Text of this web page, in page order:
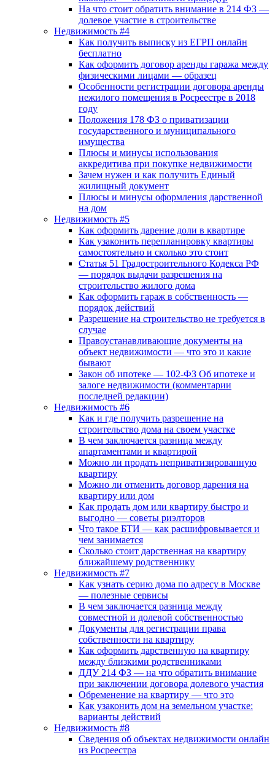
На что стоит обратить внимание в 214 ФЗ —
долевое участие в строительстве
Недвижимость #4
Как получить выписку из ЕГРП онлайн
бесплатно
Как оформить договор аренды гаража между
физическими лицами — образец
Особенности регистрации договора аренды
нежилого помещения в Росреестре в 2018
году
Положения 178 ФЗ о приватизации
государственного и муниципального
имущества
Плюсы и минусы использования
аккредитива при покупке недвижимости
Зачем нужен и как получить Единый
жилищный документ
Плюсы и минусы оформления дарственной
на дом
Недвижимость #5
Как оформить дарение доли в квартире
Как узаконить перепланировку квартиры
самостоятельно и сколько это стоит
Статья 51 Градостроительного Кодекса РФ
— порядок выдачи разрешения на
строительство жилого дома
Как оформить гараж в собственность —
порядок действий
Разрешение на строительство не требуется в
случае
Правоустанавливающие документы на
объект недвижимости — что это и какие
бывают
Закон об ипотеке — 102-ФЗ Об ипотеке и
залоге недвижимости (комментарии
последней редакции)
Недвижимость #6
Как и где получить разрешение на
строительство дома на своем участке
В чем заключается разница между
апартаментами и квартирой
Можно ли продать неприватизированную
квартиру
Можно ли отменить договор дарения на
квартиру или дом
Как продать дом или квартиру быстро и
выгодно — советы риэлторов
Что такое БТИ — как расшифровывается и
чем занимается
Сколько стоит дарственная на квартиру
ближайшему родственнику
Недвижимость #7
Как узнать серию дома по адресу в Москве
— полезные сервисы
В чем заключается разница между
совместной и долевой собственностью
Документы для регистрации права
собственности на квартиру
Как оформить дарственную на квартиру
между близкими родственниками
ДДУ 214 ФЗ — на что обратить внимание
при заключении договора долевого участия
Обременение на квартиру — что это
Как узаконить дом на земельном участке:
варианты действий
Недвижимость #8
Сведения об объектах недвижимости онлайн
из Росреестра